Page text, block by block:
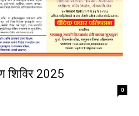
शिविर 2025
0